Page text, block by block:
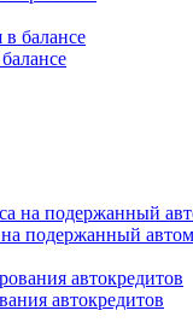
на подержанный
автокредитов